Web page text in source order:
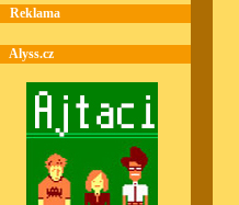
Reklama
Alyss.cz